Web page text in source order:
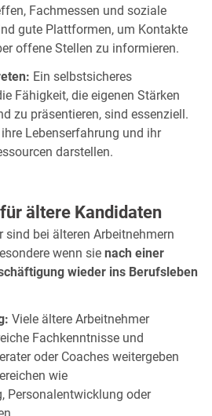
Fachmessen und soziale
gute Plattformen, um Kontakte
offene Stellen zu informieren.
Ein selbstsicheres
Fähigkeit, die eigenen Stärken
zu präsentieren, sind essenziell.
Lebenserfahrung und ihr
darstellen.
ältere Kandidaten
bei älteren Arbeitnehmern
wenn sie nach einer
wieder ins Berufsleben
Viele ältere Arbeitnehmer
Fachkenntnisse und
oder Coaches weitergeben
wie
Personalentwicklung oder